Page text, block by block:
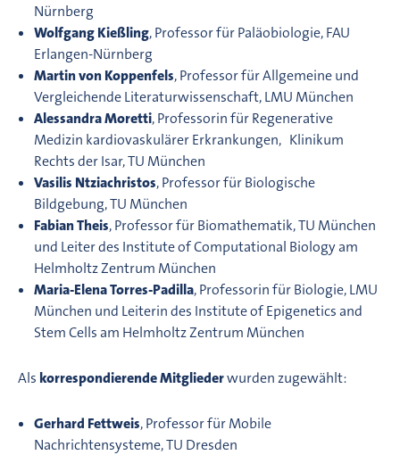
Nürnberg
Wolfgang Kießling, Professor für Paläobiologie, FAU
Erlangen-Nürnberg
Martin von Koppenfels, Professor für Allgemeine und
Vergleichende Literaturwissenschaft, LMU München
Alessandra Moretti, Professorin für Regenerative
Medizin kardiovaskulärer Erkrankungen, Klinikum
Rechts der Isar, TU München
Vasilis Ntziachristos, Professor für Biologische
Bildgebung, TU München
Fabian Theis, Professor für Biomathematik, TU München
und Leiter des Institute of Computational Biology am
Helmholtz Zentrum München
Maria-Elena Torres-Padilla, Professorin für Biologie, LMU
München und Leiterin des Institute of Epigenetics and
Stem Cells am Helmholtz Zentrum München
Als korrespondierende Mitgliederwurden zugewählt:
Gerhard Fettweis, Professor für Mobile
Nachrichtensysteme, TU Dresden